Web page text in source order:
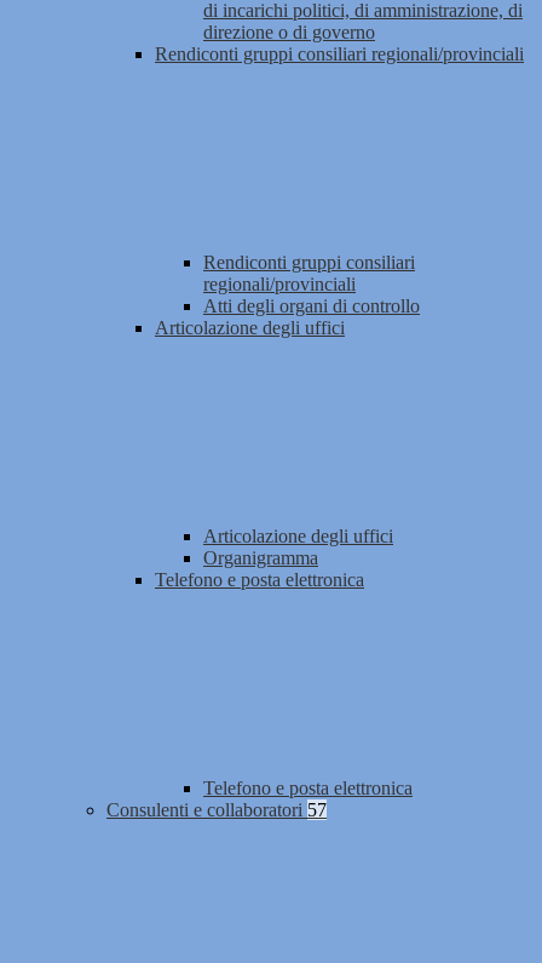
di incarichi politici, di amministrazione, di
direzione o di governo
Rendiconti gruppi consiliari regionali/provinciali
Rendiconti gruppi consiliari
regionali/provinciali
Atti degli organi di controllo
Articolazione degli uffici
Articolazione degli uffici
Organigramma
Telefono e posta elettronica
Telefono e posta elettronica
Consulenti e collaboratori 57